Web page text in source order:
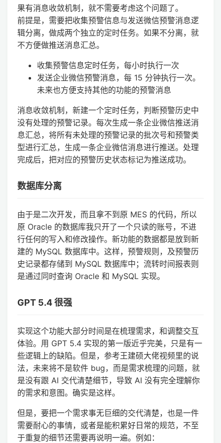
果有消息收敛机制，就不需要考虑这个问题了。
前提是，需要把收集预警信息与发送微信预警消息逻
辑分离，做成两个独立的定时任务。如果不分离，就
不方便做推送消息汇总。
收集预警信息定时任务，每小时执行一次
发送企业微信预警消息，每 15 分钟执行一次。
未来也方便支持其他的功能的预警消息
消息收敛机制，新建一个定时任务，判断预警历史中
没有处理的预警记录。每次生成一条企业微信推送消
息汇总，将所有未处理的预警记录的批次号和预警类
型进行汇总，生成一条企业微信消息进行推送。处理
完成后，把对应的预警历史状态标记为推送成功。
数据库分离
由于是二次开发，而且拿不到原 MES 的代码，所以
原 Oracle 的数据库我只开了一个只读的账号，不进
行任何的写入和修改操作。新功能的数据都是放到新
建的 MySQL 数据库中。这样，预警规则，及预警历
史记录都存储到 MySQL 数据库中；流转时间报表则
是通过同时查询 Oracle 和 MySQL 实现。
GPT 5.4 很强
实现这个功能大部分时间是在梳理需求，和调整交互
体验。用 GPT 5.4 实现的第一版近乎完美，只是有一
些逻辑上的缺陷。但是，参考王建硕大佬视频里的说
法，未来将不是软件 bug，而是需求梳理的问题，就
是没有跟 AI 交代清楚细节，导致 AI 没有完全理解你
的需求和意图。确实是这样。
但是，要把一个需求事无巨细的交代清楚，也是一件
需要耐心的事情，或者是能积累好日常的规范，不至
于重复的细节还需要再说明一遍。例如：